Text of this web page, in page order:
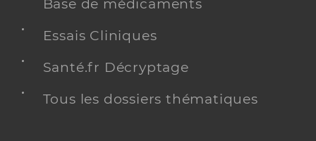
Base de médicaments
Essais Cliniques
Santé.fr Décryptage
Tous les dossiers thématiques